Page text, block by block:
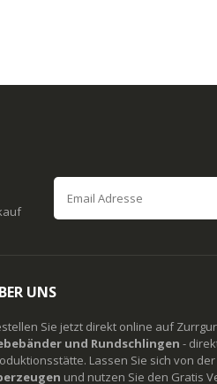
UNS
Sie jetzt direkt online auf
und Rundschlingen -
Lassen Sie sich von der
und nutzen Sie den Gratis